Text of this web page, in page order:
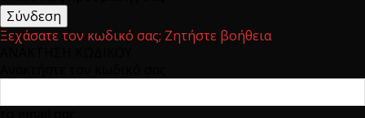
Ξεχάσατε τον κωδικό σας; Ζητήστε βοήθεια